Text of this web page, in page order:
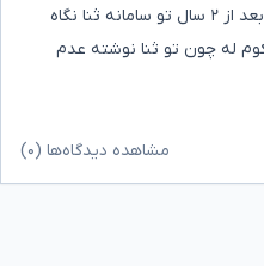
امضا بودیم توقیف قضایی شده الان بعد از ۲ سال تو سامانه ثنا نگاه
له چون تو ثنا نوشته عدم
مشاهده دیدگاه‌ها (۰)